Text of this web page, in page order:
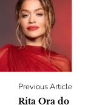
Previous Article
Rita Ora do